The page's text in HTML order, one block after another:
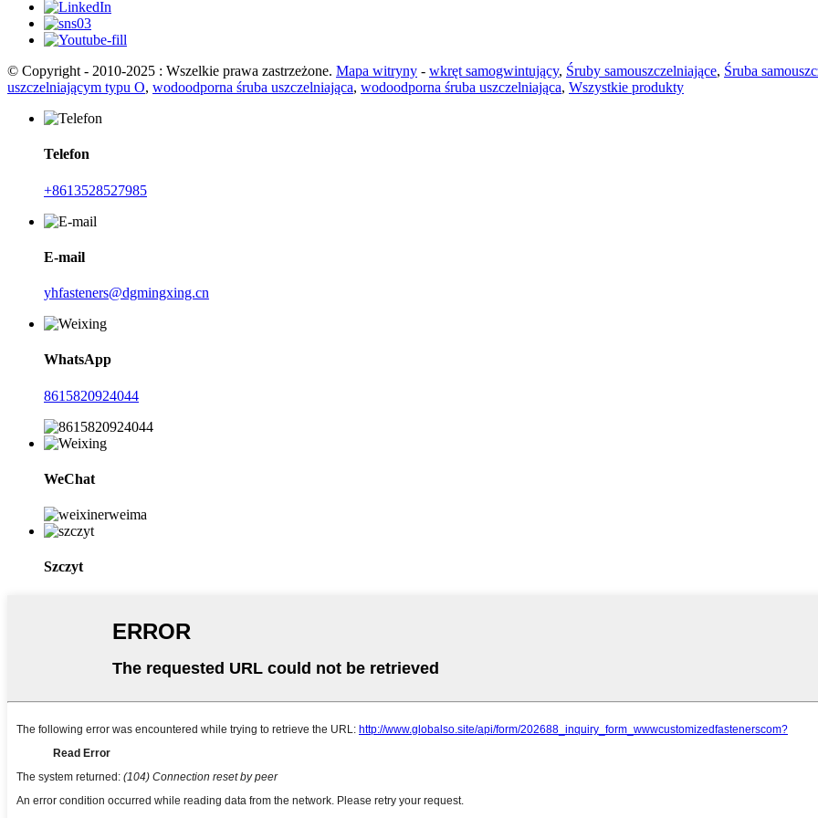
© Copyright - 2010-2025 : Wszelkie prawa zastrzeżone. Mapa witryny - wkręt samogwintujący, Śruby samouszczelniające, Śruba
uszczelniającym typu O, wodoodporna śruba uszczelniająca, wodoodporna śruba uszczelniająca, Wszystkie produkty
Telefon
+8613528527985
E-mail
yhfasteners@dgmingxing.cn
WhatsApp
8615820924044
WeChat
Szczyt